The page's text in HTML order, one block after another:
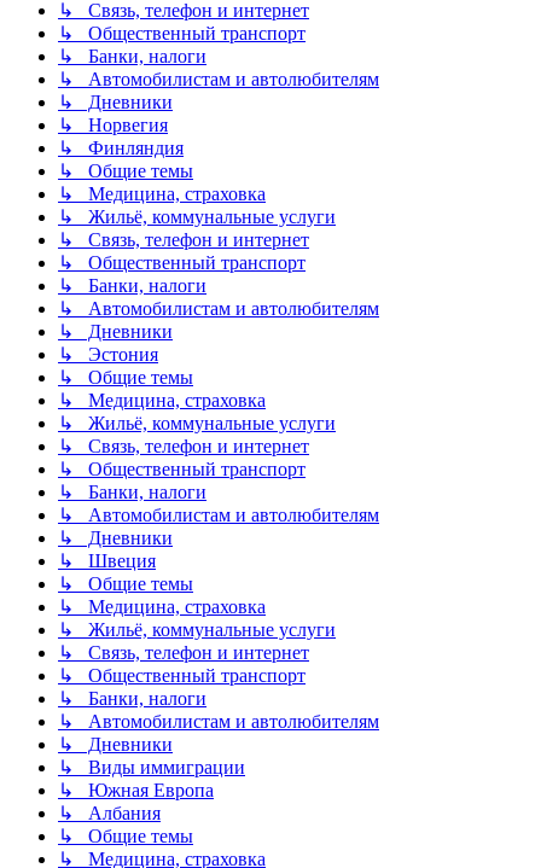
↳ Связь, телефон и интернет
↳ Общественный транспорт
↳ Банки, налоги
↳ Автомобилистам и автолюбителям
↳ Дневники
↳ Норвегия
↳ Финляндия
↳ Общие темы
↳ Медицина, страховка
↳ Жильё, коммунальные услуги
↳ Связь, телефон и интернет
↳ Общественный транспорт
↳ Банки, налоги
↳ Автомобилистам и автолюбителям
↳ Дневники
↳ Эстония
↳ Общие темы
↳ Медицина, страховка
↳ Жильё, коммунальные услуги
↳ Связь, телефон и интернет
↳ Общественный транспорт
↳ Банки, налоги
↳ Автомобилистам и автолюбителям
↳ Дневники
↳ Швеция
↳ Общие темы
↳ Медицина, страховка
↳ Жильё, коммунальные услуги
↳ Связь, телефон и интернет
↳ Общественный транспорт
↳ Банки, налоги
↳ Автомобилистам и автолюбителям
↳ Дневники
↳ Виды иммиграции
↳ Южная Европа
↳ Албания
↳ Общие темы
↳ Медицина, страховка